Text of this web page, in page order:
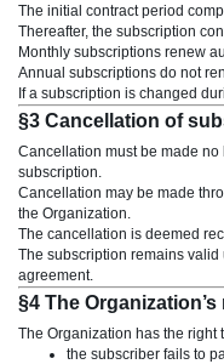
The initial contract period
Thereafter, the subscription
Monthly subscriptions renew
Annual subscriptions do not
If a subscription is changed
§3 Cancellation of
Cancellation must be made no
subscription.
Cancellation may be made
the Organization.
The cancellation is deemed
The subscription remains
agreement.
§4 The
The Organization has the right
the subscriber fails to